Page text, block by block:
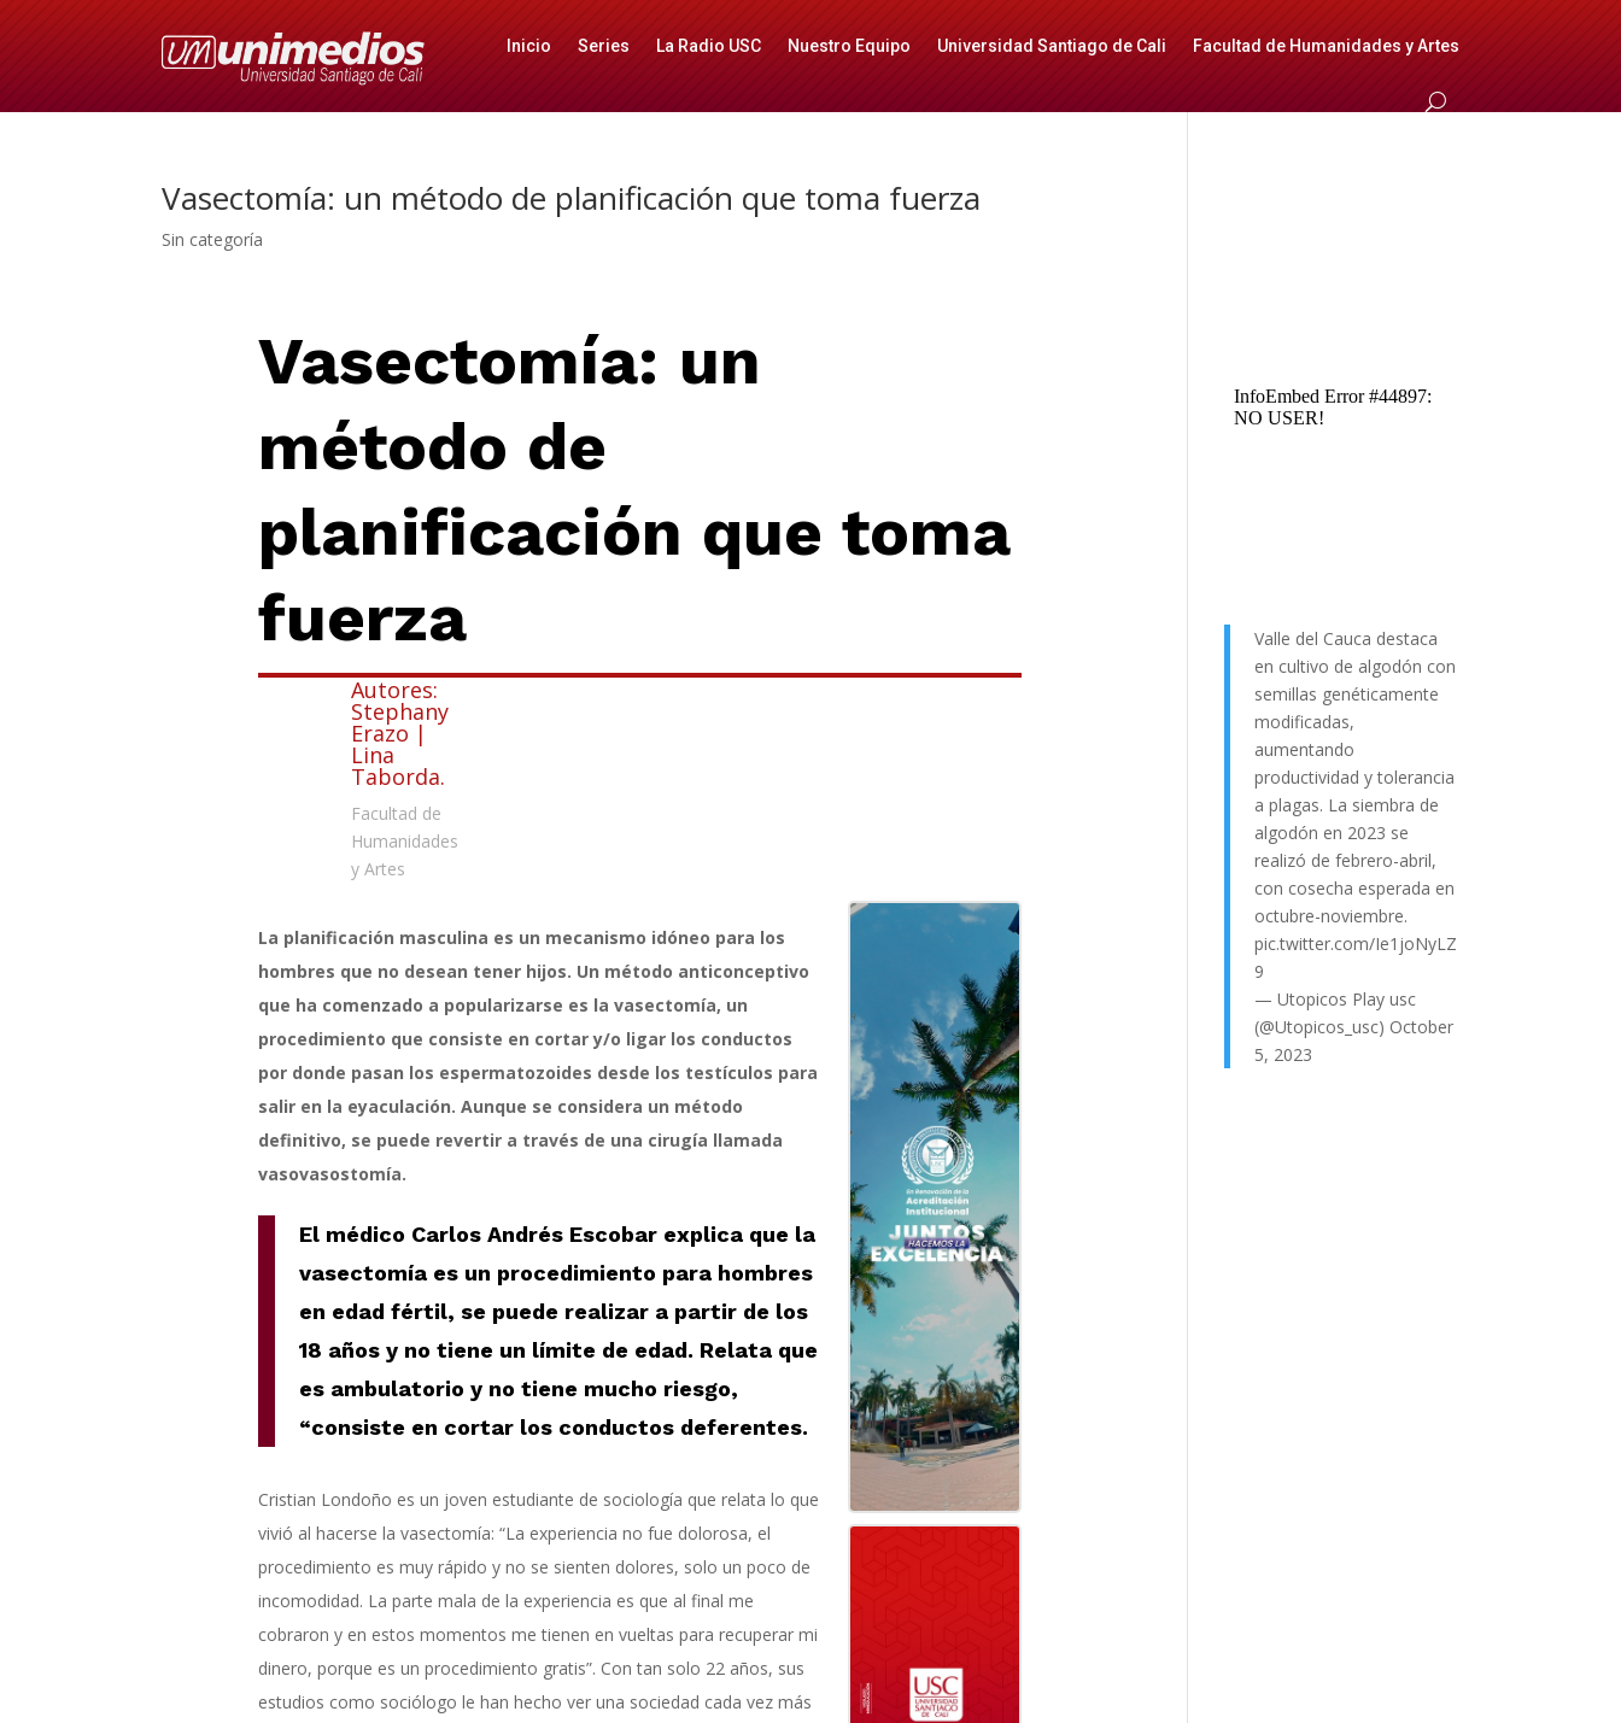
Inicio Series La Radio USC Nuestro Equipo Universidad Santiago de Cali Facultad de Humanidades y Artes
Vasectomía: un método de planificación que toma fuerza
Sin categoría
Vasectomía: un
método de
planificación que toma
fuerza
Autores:
Stephany
Erazo |
Lina
Taborda.
Facultad de
Humanidades
y Artes
La planificación masculina es un mecanismo idóneo para los
hombres que no desean tener hijos. Un método anticonceptivo
que ha comenzado a popularizarse es la vasectomía, un
procedimiento que consiste en cortar y/o ligar los conductos
por donde pasan los espermatozoides desde los testículos para
salir en la eyaculación. Aunque se considera un método
definitivo, se puede revertir a través de una cirugía llamada
vasovasostomía.
El médico Carlos Andrés Escobar explica que la
vasectomía es un procedimiento para hombres
en edad fértil, se puede realizar a partir de los
18 años y no tiene un límite de edad. Relata que
es ambulatorio y no tiene mucho riesgo,
“consiste en cortar los conductos deferentes.
Cristian Londoño es un joven estudiante de sociología que relata lo que
vivió al hacerse la vasectomía: “La experiencia no fue dolorosa, el
procedimiento es muy rápido y no se sienten dolores, solo un poco de
incomodidad. La parte mala de la experiencia es que al final me
cobraron y en estos momentos me tienen en vueltas para recuperar mi
dinero, porque es un procedimiento gratis”. Con tan solo 22 años, sus
estudios como sociólogo le han hecho ver una sociedad cada vez más
Valle del Cauca destaca
en cultivo de algodón con
semillas genéticamente
modificadas,
aumentando
productividad y tolerancia
a plagas. La siembra de
algodón en 2023 se
realizó de febrero-abril,
con cosecha esperada en
octubre-noviembre.
pic.twitter.com/Ie1joNyLZ
9
— Utopicos Play usc
(@Utopicos_usc) October
5, 2023